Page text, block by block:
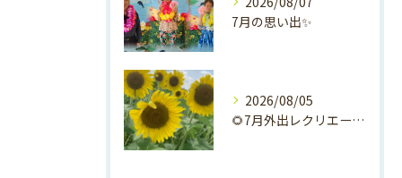
7月の思い出✨
2026/08/05
🌻7月外出レクリエーション🌻